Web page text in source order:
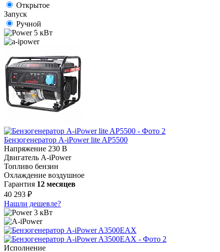
Открытое
Запуск
Ручной
5 кВт
Бензогенератор A-iPower lite AP5500
Напряжение 230 В
Двигатель A-iPower
Топливо бензин
Охлаждение воздушное
Гарантия 12 месяцев
40 293 ₽
Нашли дешевле?
3 кВт
Исполнение